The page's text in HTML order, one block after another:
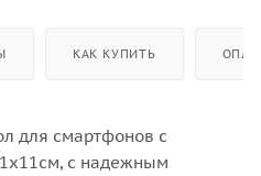
КАК КУПИТЬ
для смартфонов с
с надежным